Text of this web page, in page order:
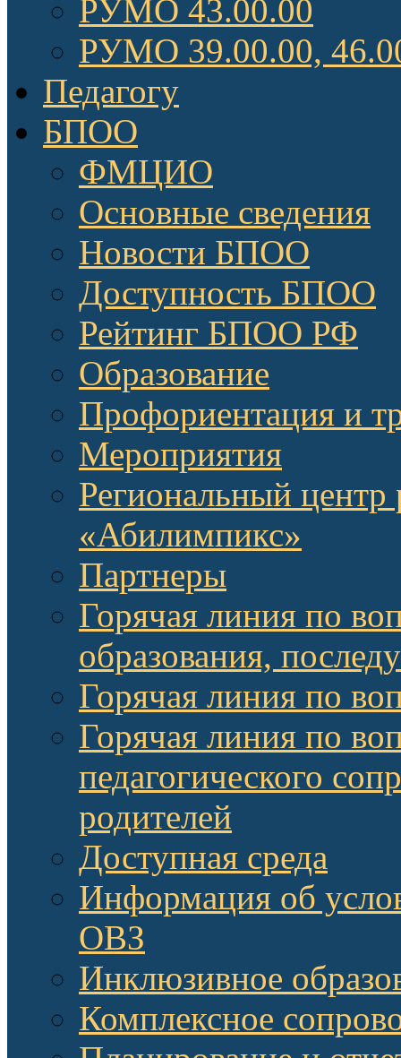
РУМО 43.00.00
РУМО 39.00.00,
Педагогу
БПОО
ФМЦИО
Основные сведения
Новости БПОО
Доступность БПОО
Рейтинг БПОО РФ
Образование
Профориентация и
Мероприятия
Региональный центр
«Абилимпикс»
Партнеры
Горячая линия по
образования,
Горячая линия по
Горячая линия по
педагогического
родителей
Доступная среда
Информация об
ОВЗ
Инклюзивное
Комплексное